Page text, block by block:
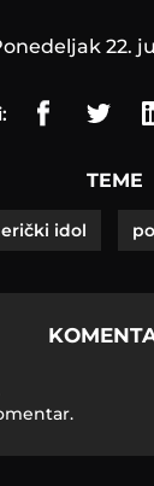
ponedeljak 22.
TEME
idol